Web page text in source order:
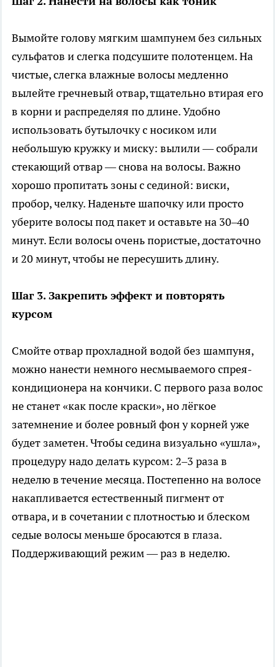
Вымойте голову мягким шампунем без сильных
сульфатов и слегка подсушите полотенцем. На
чистые, слегка влажные волосы медленно
вылейте гречневый отвар, тщательно втирая его
в корни и распределяя по длине. Удобно
использовать бутылочку с носиком или
небольшую кружку и миску: вылили — собрали
стекающий отвар — снова на волосы. Важно
хорошо пропитать зоны с сединой: виски,
пробор, челку. Наденьте шапочку или просто
уберите волосы под пакет и оставьте на 30–40
минут. Если волосы очень пористые, достаточно
и 20 минут, чтобы не пересушить длину.
Шаг 3. Закрепить эффект и повторять
курсом
Смойте отвар прохладной водой без шампуня,
можно нанести немного несмываемого спрея-
кондиционера на кончики. С первого раза волос
не станет «как после краски», но лёгкое
затемнение и более ровный фон у корней уже
будет заметен. Чтобы седина визуально «ушла»,
процедуру надо делать курсом: 2–3 раза в
неделю в течение месяца. Постепенно на волосе
накапливается естественный пигмент от
отвара, и в сочетании с плотностью и блеском
седые волосы меньше бросаются в глаза.
Поддерживающий режим — раз в неделю.